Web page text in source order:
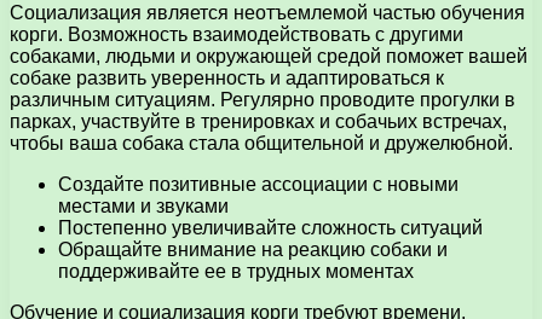
Социализация является неотъемлемой частью обучения
корги. Возможность взаимодействовать с другими
собаками, людьми и окружающей средой поможет вашей
собаке развить уверенность и адаптироваться к
различным ситуациям. Регулярно проводите прогулки в
парках, участвуйте в тренировках и собачьих встречах,
чтобы ваша собака стала общительной и дружелюбной.
Создайте позитивные ассоциации с новыми
местами и звуками
Постепенно увеличивайте сложность ситуаций
Обращайте внимание на реакцию собаки и
поддерживайте ее в трудных моментах
Обучение и социализация корги требуют времени,